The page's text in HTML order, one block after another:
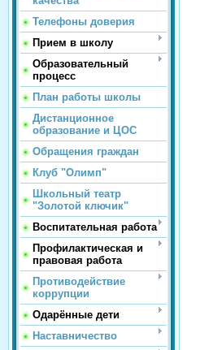
Телефоны доверия
Прием в школу
Образовательный
процесс
План работы школы
Дистанционное
образование и ЦОС
Обращения граждан
Клуб "Олимп"
Школьный театр
"Золотой ключик"
Воспитательная работа
Профилактическая и
правовая работа
Противодействие
коррупции
Одарённые дети
Наставничество